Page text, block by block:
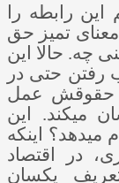
رابطه را
تمیز حق
چه. حالا این
رفتن حتی در
حقوقش عمل
می­کند. این
می­دهد؟ اینکه
در اقتصاد
یکسان